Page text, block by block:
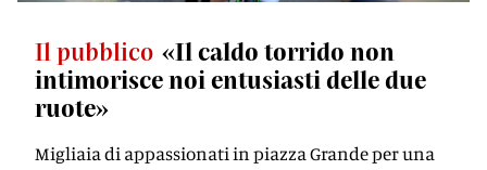
Il pubblico «Il caldo torrido non
intimorisce noi entusiasti delle due
ruote»
Migliaia di appassionati in piazza Grande per una